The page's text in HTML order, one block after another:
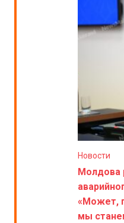
Новости
Молдова
«Может,
мы